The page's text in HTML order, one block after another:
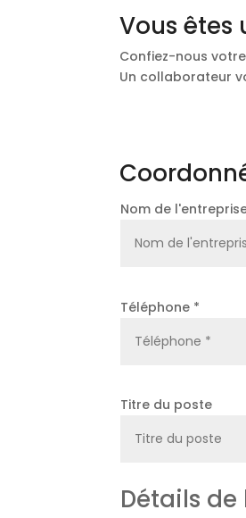
Vous êtes
Confiez-nous
Un collaborateur
Nom de
Téléphone *
Titre du poste